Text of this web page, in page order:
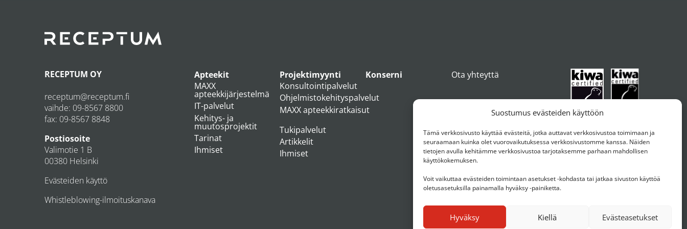
Suostumus evästeiden käyttöön
Tämä verkkosivusto käyttää evästeitä, jotka auttavat verkkosivustoa toimimaan ja
seuraamaan kuinka olet vuorovaikutuksessa verkkosivustomme kanssa. Näiden
tietojen avulla kehitämme verkkosivustoa tarjotaksemme parhaan mahdollisen
käyttökokemuksen.
Voit vaikuttaa evästeiden toimintaan asetukset -kohdasta tai jatkaa sivuston käyttöä
oletusasetuksilla painamalla hyväksy -painiketta.
Hyväksy Kiellä Evästeasetukset
RECEPTUM OY
receptum@receptum.fi
vaihde: 09-8567 8800
fax: 09-8567 8848
Postiosoite
Valimotie 1 B
00380 Helsinki
Evästeiden käyttö
Whistleblowing-ilmoituskanava
Apteekit
MAXX
apteekkijärjestelmä
IT-palvelut
Kehitys- ja
muutosprojektit
Tarinat
Ihmiset
Projektimyynti
Konsultointipalvelut
Ohjelmistokehityspalvelut
MAXX apteekkiratkaisut
Tukipalvelut
Artikkelit
Ihmiset
Konserni Ota yhteyttä